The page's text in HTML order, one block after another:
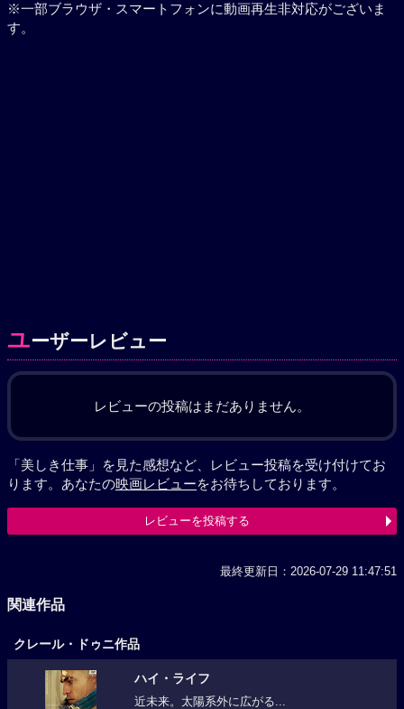
※一部ブラウザ・スマートフォンに動画再生非対応がございま
す。
ユーザーレビュー
レビューの投稿はまだありません。
「美しき仕事」を見た感想など、レビュー投稿を受け付けてお
ります。あなたの映画レビューをお待ちしております。
レビューを投稿する
最終更新日：2026-07-29 11:47:51
関連作品
クレール・ドゥニ作品
ハイ・ライフ
近未来。太陽系外に広がる...